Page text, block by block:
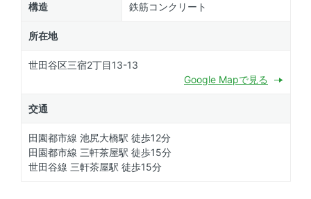
構造 鉄筋コンクリート
所在地
世田谷区三宿2丁目13-13
Google Mapで見る
交通
田園都市線 池尻大橋駅 徒歩12分
田園都市線 三軒茶屋駅 徒歩15分
世田谷線 三軒茶屋駅 徒歩15分